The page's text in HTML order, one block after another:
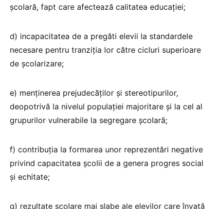
școlară, fapt care afectează calitatea educației;
d) incapacitatea de a pregăti elevii la standardele
necesare pentru tranziția lor către cicluri superioare
de școlarizare;
e) menținerea prejudecăților și stereotipurilor,
deopotrivă la nivelul populației majoritare și la cel al
grupurilor vulnerabile la segregare școlară;
f) contribuția la formarea unor reprezentări negative
privind capacitatea școlii de a genera progres social
și echitate;
g) rezultate școlare mai slabe ale elevilor care învață